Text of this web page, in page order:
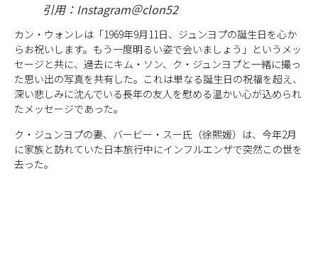
引用：Instagram＠clon52
カン・ウォンレは「1969年9月11日、ジュンヨプの誕生日を心か
らお祝いします。もう一度明るい姿で会いましょう」というメッ
セージと共に、過去にキム・ソン、ク・ジュンヨプと一緒に撮っ
た思い出の写真を共有した。これは単なる誕生日の祝福を超え、
深い悲しみに沈んでいる長年の友人を慰める温かい心が込められ
たメッセージであった。
ク・ジュンヨプの妻、バービー・スー氏（徐熙媛）は、今年2月
に家族と訪れていた日本旅行中にインフルエンザで突然この世を
去った。